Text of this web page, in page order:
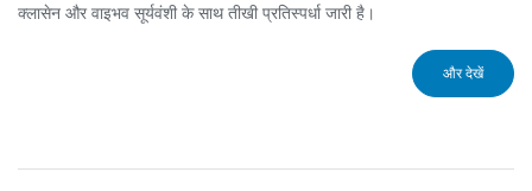
क्लासेन और वाइभव सूर्यवंशी के साथ तीखी प्रतिस्पर्धा जारी है।
और देखें